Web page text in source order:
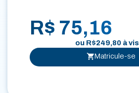
R$ 75,16
ou R$249,80à
Matricule-se